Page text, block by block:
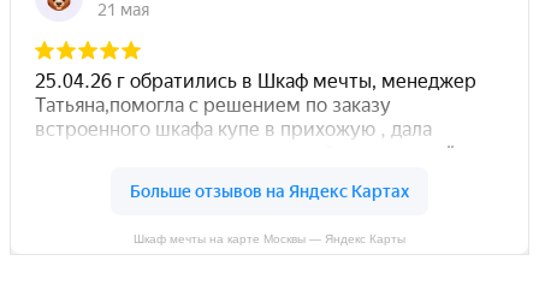
Шкаф мечты на карте Москвы — Яндекс Карты